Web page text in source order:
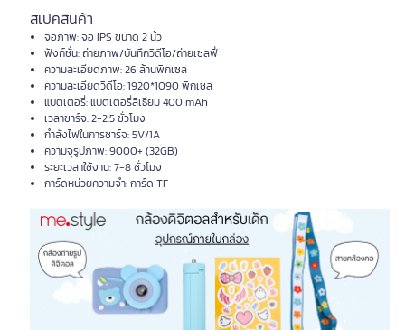
สเปคสินค้า
จอภาพ: จอ IPS ขนาด 2 นิ้ว
ฟังก์ชั่น: ถ่ายภาพ/บันทึกวิดีโอ/ถ่ายเซลฟี่
ความละเอียดภาพ: 26 ล้านพิกเซล
ความละเอียดวิดีโอ: 1920*1090 พิกเซล
แบตเตอรี่: แบตเตอรี่ลิเธียม 400 mAh
เวลาชาร์จ: 2-2.5 ชั่วโมง
กำลังไฟในการชาร์จ: 5V/1A
ความจุรูปภาพ: 9000+ (32GB)
ระยะเวลาใช้งาน: 7-8 ชั่วโมง
การ์ดหน่วยความจำ: การ์ด TF